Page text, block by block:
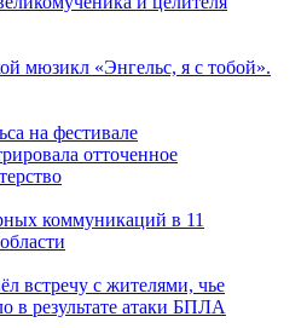
мюзикл «Энгельс, я с тобой».
на фестивале
отточенное
коммуникаций в 11
встречу с жителями, чье
в результате атаки БПЛА